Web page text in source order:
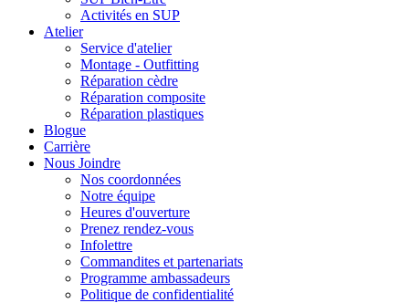
Activités en SUP
Atelier
Service d'atelier
Montage - Outfitting
Réparation cèdre
Réparation composite
Réparation plastiques
Blogue
Carrière
Nous Joindre
Nos coordonnées
Notre équipe
Heures d'ouverture
Prenez rendez-vous
Infolettre
Commandites et partenariats
Programme ambassadeurs
Politique de confidentialité